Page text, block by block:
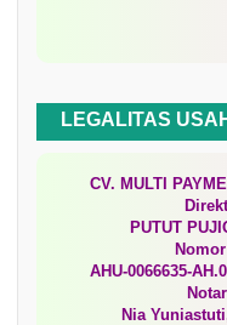
LEGALITAS
CV. MULTI
PUTUT
AHU-0066635-
Nia